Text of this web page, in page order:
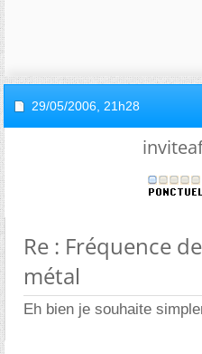
29/05/2006, 21h28
Re : Fréquence
métal
Eh bien je souhaite